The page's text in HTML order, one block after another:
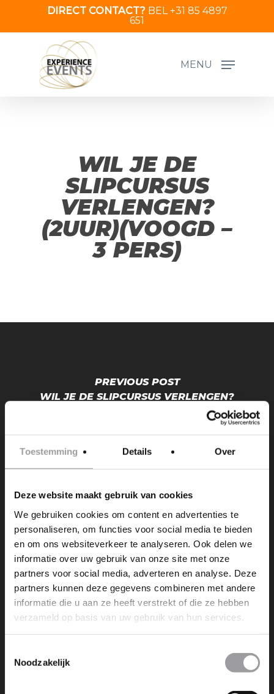
Toestemming Details Over
Deze website maakt gebruik van cookies
We gebruiken cookies om content en advertenties te
personaliseren, om functies voor social media te bieden
en om ons websiteverkeer te analyseren. Ook delen we
informatie over uw gebruik van onze site met onze
partners voor social media, adverteren en analyse. Deze
partners kunnen deze gegevens combineren met andere
informatie die u aan ze heeft verstrekt of die ze hebben
verzameld op basis van uw gebruik van hun services.
Noodzakelijk
content
DIRECT CONTACT?BEL +31 85 4897
651
MENU
WIL JE DE
SLIPCURSUS
VERLENGEN?
(2UUR)(VOOGD –
3 PERS)
PREVIOUS POST
WIL JE DE SLIPCURSUS VERLENGEN?
NEXT POST
WIL JE DE SLIPCURSUS VERLENGEN?
(2UUR)(VOOGD - 2 PERS)
Dromen is leuk, maar dromen